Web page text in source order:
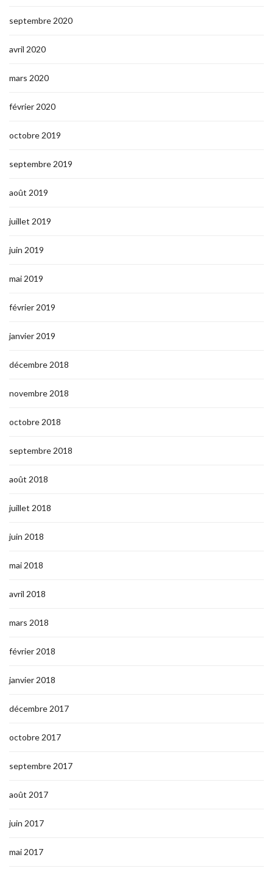
septembre 2020
avril 2020
mars 2020
février 2020
octobre 2019
septembre 2019
août 2019
juillet 2019
juin 2019
mai 2019
février 2019
janvier 2019
décembre 2018
novembre 2018
octobre 2018
septembre 2018
août 2018
juillet 2018
juin 2018
mai 2018
avril 2018
mars 2018
février 2018
janvier 2018
décembre 2017
octobre 2017
septembre 2017
août 2017
juin 2017
mai 2017